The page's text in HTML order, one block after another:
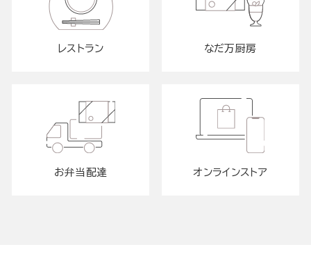
レストラン なだ万厨房
お弁当配達 オンラインストア